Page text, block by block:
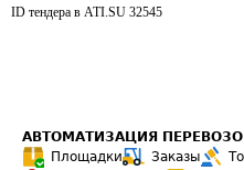
ID тендера в ATI.SU 32545
АВТОМАТИЗАЦИЯ
Площадки
Заказы